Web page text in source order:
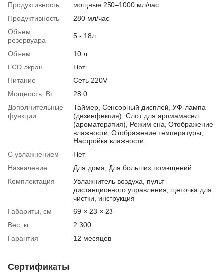
Продуктивность
мощные 250–1000 мл/час
Продуктивность
280 мл/час
Объем
резервуара
5 - 18л
Объем
10 л
LCD-экран
Нет
Питание
Сеть 220V
Мощность, Вт
28.0
Дополнительные
функции
Таймер, Сенсорный дисплей, УФ-лампа
(дезинфекция), Слот для аромамасел
(ароматерапия), Режим сна, Отображение
влажности, Отображение температуры,
Настройка влажности
С увлажнением
Нет
Назначение
Для дома, Для больших помещений
Комплектация
Увлажнитель воздуха, пульт
дистанционного управления, щеточка для
чистки, инструкция
Габариты, см
69 × 23 × 23
Вес, кг
2.300
Гарантия
12 месяцев
Сертификаты